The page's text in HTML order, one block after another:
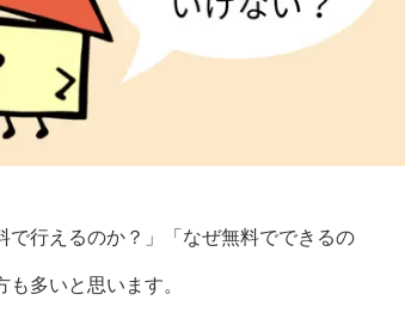
行えるのか？」「なぜ無料でできるの
多いと思います。